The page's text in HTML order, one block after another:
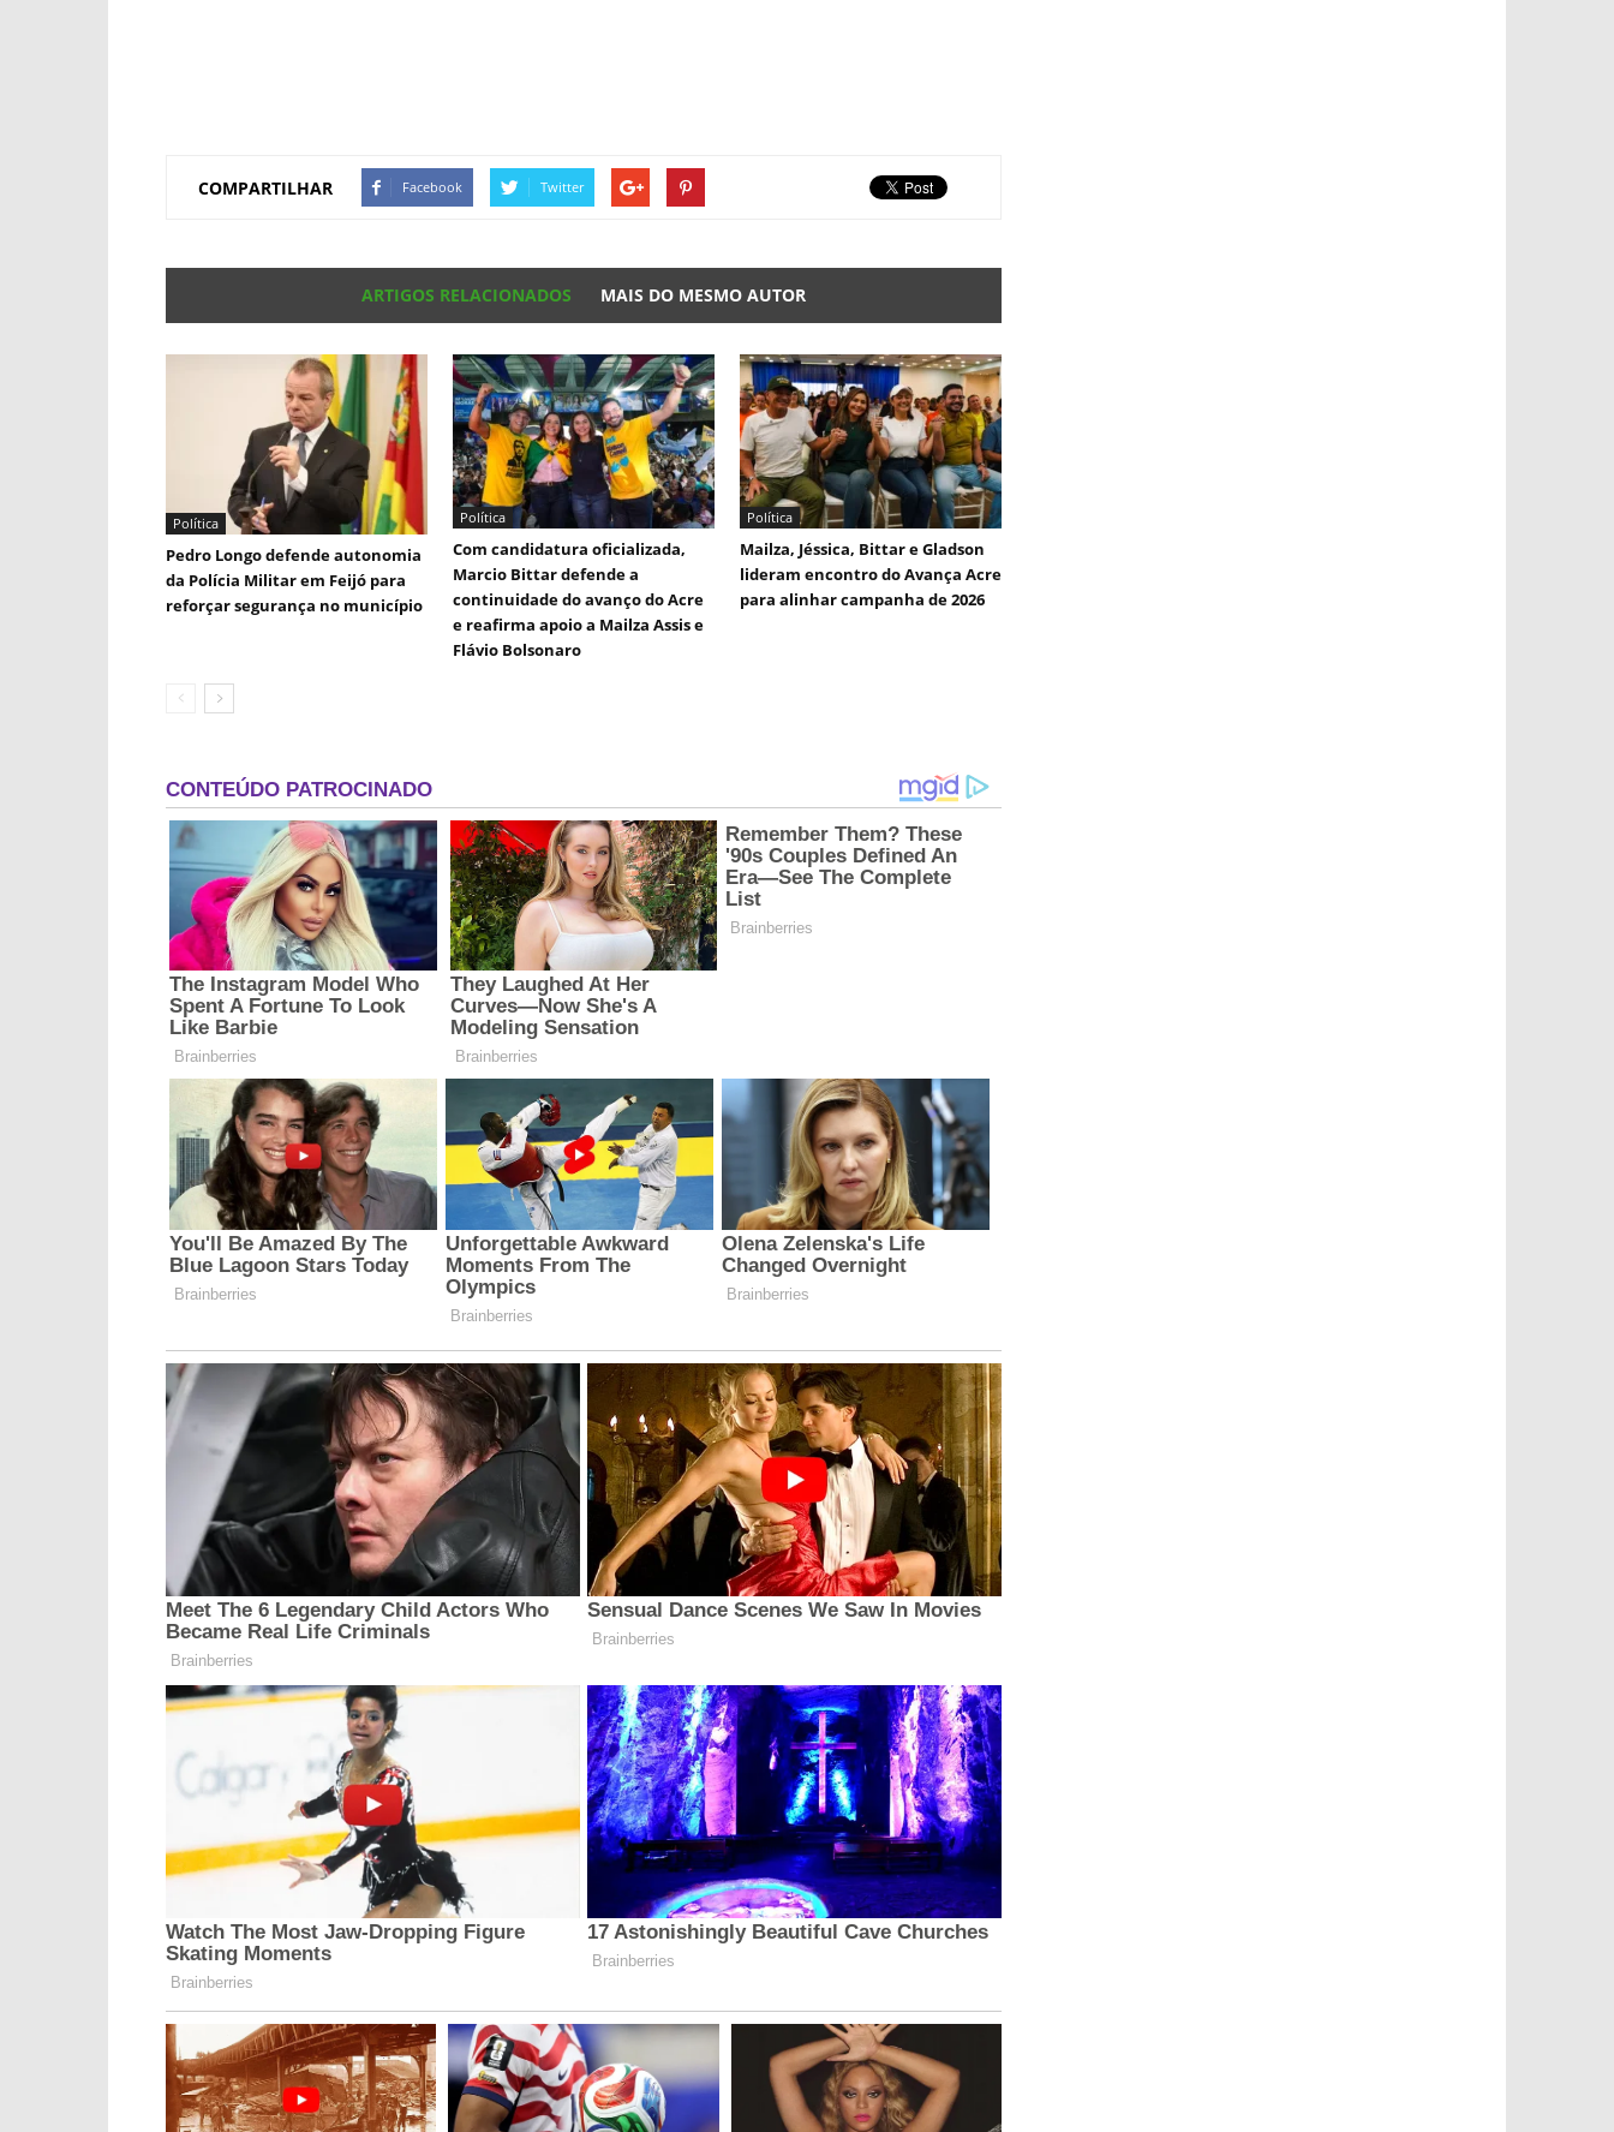
COMPARTILHAR Facebook Twitter
ARTIGOS RELACIONADOS MAIS DO MESMO AUTOR
Política
Pedro Longo defende autonomia
da Polícia Militar em Feijó para
reforçar segurança no município
Política
Com candidatura oficializada,
Marcio Bittar defende a
continuidade do avanço do Acre
e reafirma apoio a Mailza Assis e
Flávio Bolsonaro
Política
Mailza, Jéssica, Bittar e Gladson
lideram encontro do Avança Acre
para alinhar campanha de 2026